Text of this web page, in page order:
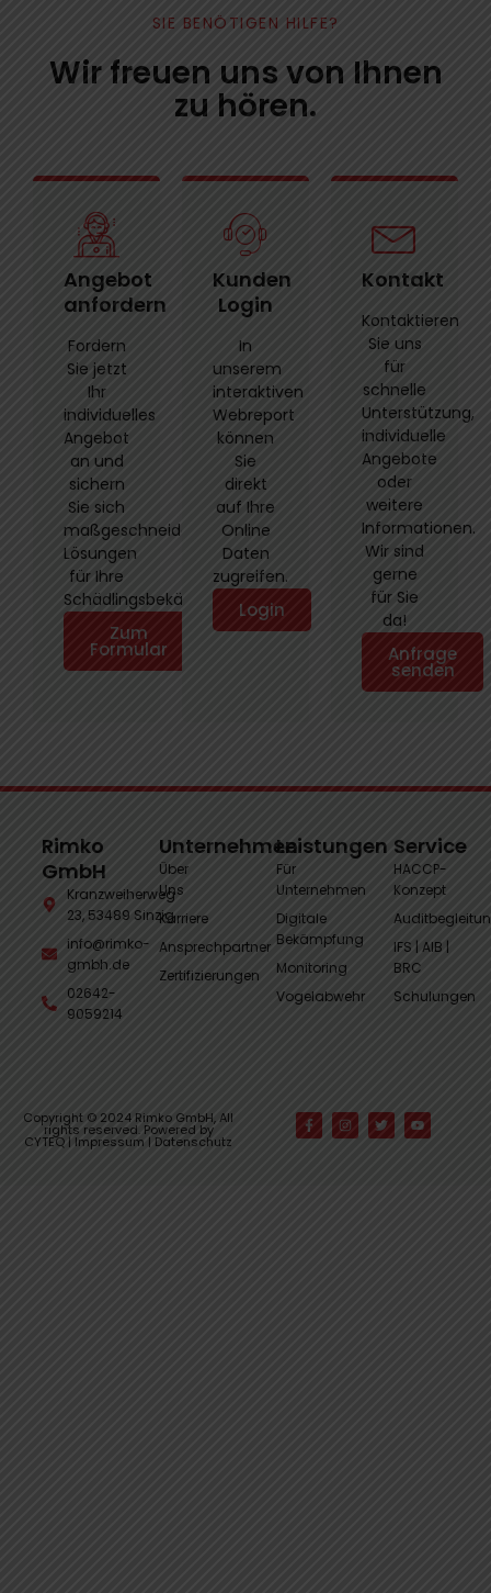
SIE BENÖTIGEN HILFE?
Wir freuen uns von Ihnen
zu hören.
Angebot
anfordern
Fordern
Sie jetzt
Ihr
individuelles
Angebot
an und
sichern
Sie sich
maßgeschneiderte
Lösungen
für Ihre
Schädlingsbekämpfung.
Zum
Formular
Kunden
Login
In
unserem
interaktiven
Webreport
können
Sie
direkt
auf Ihre
Online
Daten
zugreifen.
Login
Kontakt
Kontaktieren
Sie uns
für
schnelle
Unterstützung,
individuelle
Angebote
oder
weitere
Informationen.
Wir sind
gerne
für Sie
da!
Anfrage
senden
Rimko
GmbH
Kranzweiherweg
23, 53489 Sinzig
info@rimko-
gmbh.de
02642-
9059214
Unternehmen
Über
Uns
Karriere
Ansprechpartner
Zertifizierungen
Leistungen
Für
Unternehmen
Digitale
Bekämpfung
Monitoring
Vogelabwehr
Service
HACCP-
Konzept
IFS | AIB |
BRC
Schulungen
Copyright © 2024 Rimko GmbH, All
rights reserved. Powered by
CYTEQ | Impressum | Datenschutz